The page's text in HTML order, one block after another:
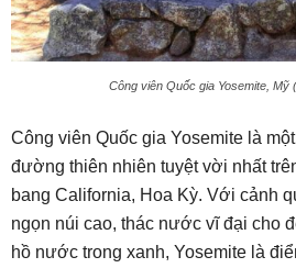
Công viên Quốc gia Yosemite, Mỹ
Công viên Quốc gia Yosemite là
đường thiên nhiên tuyệt vời nhất
bang California, Hoa Kỳ. Với cảnh
ngọn núi cao, thác nước vĩ đại cho
hồ nước trong xanh, Yosemite là